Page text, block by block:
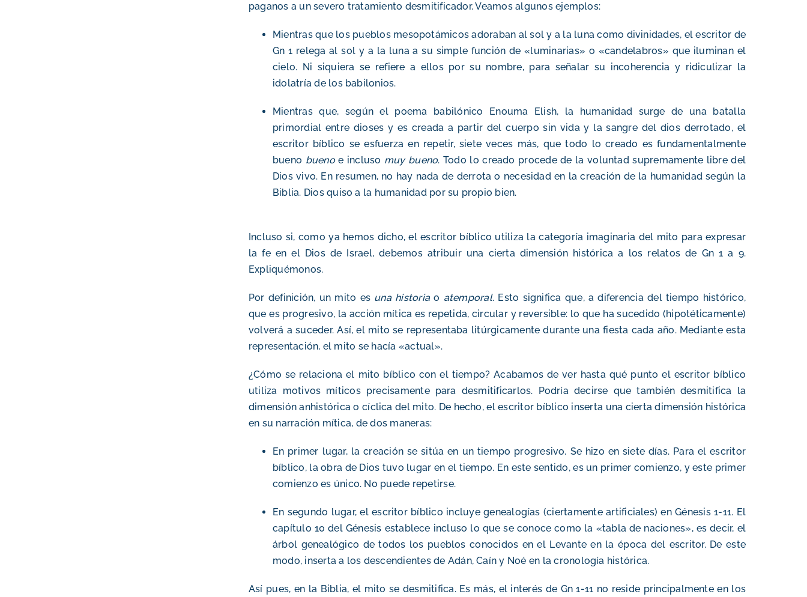
paganos a un severo tratamiento desmitificador. Veamos algunos ejemplos:
Mientras que los pueblos mesopotámicos adoraban al sol y a la luna como divinidades, el escritor de
Gn 1 relega al sol y a la luna a su simple función de «luminarias» o «candelabros» que iluminan el
cielo. Ni siquiera se refiere a ellos por su nombre, para señalar su incoherencia y ridiculizar la
idolatría de los babilonios.
Mientras que, según el poema babilónico Enouma Elish, la humanidad surge de una batalla
primordial entre dioses y es creada a partir del cuerpo sin vida y la sangre del dios derrotado, el
escritor bíblico se esfuerza en repetir, siete veces más, que todo lo creado es fundamentalmente
bueno buenoe incluso muy bueno. Todo lo creado procede de la voluntad supremamente libre del
Dios vivo. En resumen, no hay nada de derrota o necesidad en la creación de la humanidad según la
Biblia. Dios quiso a la humanidad por su propio bien.
Incluso si, como ya hemos dicho, el escritor bíblico utiliza la categoría imaginaria del mito para expresar
la fe en el Dios de Israel, debemos atribuir una cierta dimensión histórica a los relatos de Gn 1 a 9.
Expliquémonos.
Por definición, un mito es una historiao atemporal. Esto significa que, a diferencia del tiempo histórico,
que es progresivo, la acción mítica es repetida, circular y reversible: lo que ha sucedido (hipotéticamente)
volverá a suceder. Así, el mito se representaba litúrgicamente durante una fiesta cada año. Mediante esta
representación, el mito se hacía «actual».
¿Cómo se relaciona el mito bíblico con el tiempo? Acabamos de ver hasta qué punto el escritor bíblico
utiliza motivos míticos precisamente para desmitificarlos. Podría decirse que también desmitifica la
dimensión anhistórica o cíclica del mito. De hecho, el escritor bíblico inserta una cierta dimensión histórica
en su narración mítica, de dos maneras:
En primer lugar, la creación se sitúa en un tiempo progresivo. Se hizo en siete días. Para el escritor
bíblico, la obra de Dios tuvo lugar en el tiempo. En este sentido, es un primer comienzo, y este primer
comienzo es único. No puede repetirse.
En segundo lugar, el escritor bíblico incluye genealogías (ciertamente artificiales) en Génesis 1-11. El
capítulo 10 del Génesis establece incluso lo que se conoce como la «tabla de naciones», es decir, el
árbol genealógico de todos los pueblos conocidos en el Levante en la época del escritor. De este
modo, inserta a los descendientes de Adán, Caín y Noé en la cronología histórica.
Así pues, en la Biblia, el mito se desmitifica. Es más, el interés de Gn 1-11 no reside principalmente en los